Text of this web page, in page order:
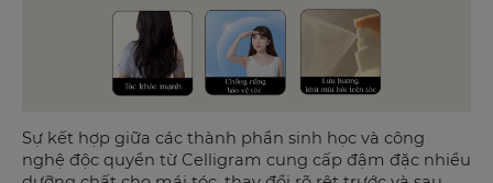
Sự kết hợp giữa các thành phần sinh học và công
nghệ độc quyền từ Celligram cung cấp đậm đặc nhiều